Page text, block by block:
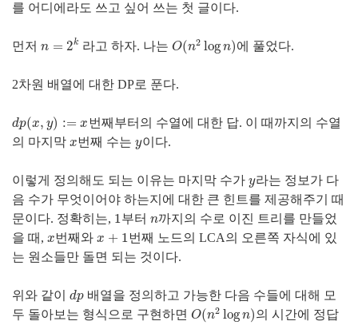
를 어디에라도 쓰고 싶어 쓰는 첫 글이다.
먼저 n = 2k
n=2k 라고 하자. 나는O(n2 log n)
O(n2logn) 에 풀었다.
2차원 배열에 대한 DP로 푼다.
dp(x, y) :=
dp(x,y ):= x
x 번째부터의 수열에 대한 답. 이 때까지의 수열
의 마지막 x
x 번째 수는y
y이다.
이렇게 정의해도 되는 이유는 마지막 수가 y
y라는 정보가 다
음 수가 무엇이어야 하는지에 대한 큰 힌트를 제공해주기 때
문이다. 정확히는, 1
1부터 n
n까지의 수로 이진 트리를 만들었
을 때, x
x 번째와x + 1
x+1
번째 노드의 LCA의 오른쪽 자식에 있
는 원소들만 돌면 되는 것이다.
위와 같이 dp
dp배열을 정의하고 가능한 다음 수들에 대해 모
두 돌아보는 형식으로 구현하면 O(n2 logn)
O(n2logn)
의 시간에 정답